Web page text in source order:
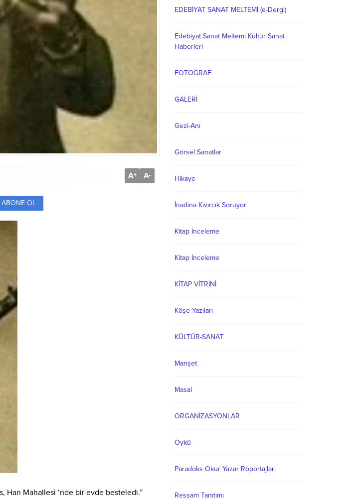
A+ A-
ABONE OL
Han Mahallesi ‘nde bir evde besteledi.”
EDEBİYAT SANAT MELTEMİ (e-Dergi)
Edebiyat Sanat Meltemi Kültür Sanat
Haberleri
FOTOĞRAF
GALERİ
Gezi-Anı
Görsel Sanatlar
Hikaye
İnadına Kıvırcık Soruyor
Kitap İnceleme
Kitap İnceleme
KİTAP VİTRİNİ
Köşe Yazıları
KÜLTÜR-SANAT
Manşet
Masal
ORGANİZASYONLAR
Öykü
Paradoks Okur Yazar Röportajları
Ressam Tanıtımı